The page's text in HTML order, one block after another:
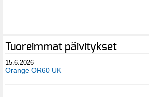
Tuoreimmat päivitykset
15.6.2026
Orange OR60 UK